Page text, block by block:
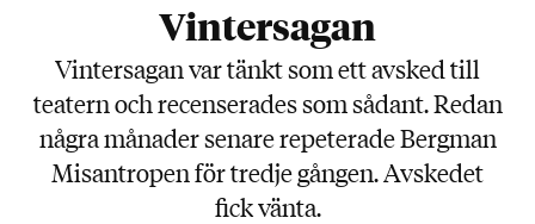
Vintersagan
Vintersagan var tänkt som ett avsked till
teatern och recenserades som sådant. Redan
några månader senare repeterade Bergman
Misantropen för tredje gången. Avskedet
fick vänta.